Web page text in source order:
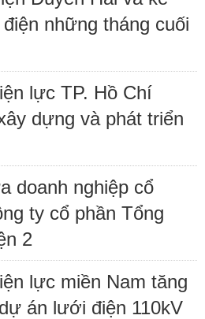
những tháng cuối
lực TP. Hồ Chí
dựng và phát triển
doanh nghiệp cổ
ty cổ phần Tổng
2
lực miền Nam tăng
án lưới điện 110kV